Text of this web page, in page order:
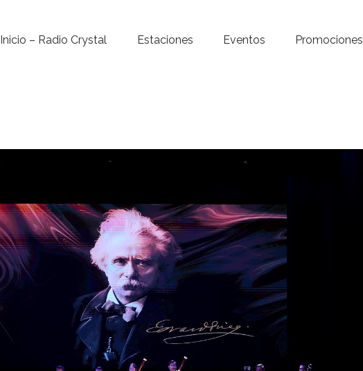
Inicio – Radio Crystal Estaciones Eventos Promociones
Noticias
Para ti
Contacto